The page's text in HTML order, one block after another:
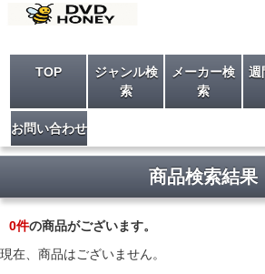
TOP
ジャンル検
索
メーカー検
索
週
お問い合わせ
商品検索結果
0件の商品がございます。
現在、商品はございません。